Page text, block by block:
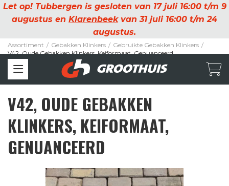
Let op! Tubbergen is gesloten van 17 juli 16:00 t/m 9
augustus en Klarenbeek van 31 juli 16:00 t/m 24
augustus.
Assortiment / Gebakken Klinkers / Gebruikte Gebakken Klinkers /
V42, Oude Gebakken Klinkers, Keiformaat, Genuanceerd
V42, OUDE GEBAKKEN
KLINKERS, KEIFORMAAT,
GENUANCEERD